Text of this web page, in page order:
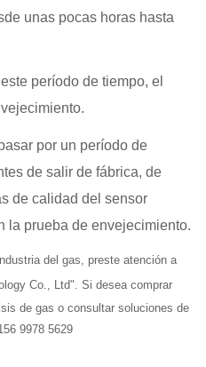
unas pocas horas hasta
período de tiempo, el
por un período de
de salir de fábrica, de
de calidad del sensor
la prueba de envejecimiento.
del gas, preste atención a
Co., Ltd". Si desea comprar
de gas o consultar soluciones de
9978 5629